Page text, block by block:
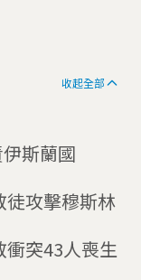
收起全部
斯蘭國
徒攻擊穆斯林
甸宗教衝突43人喪生